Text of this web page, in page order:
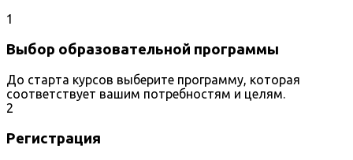
1
Выбор образовательной программы
До старта курсов выберите программу, которая
соответствует вашим потребностям и целям.
2
Регистрация